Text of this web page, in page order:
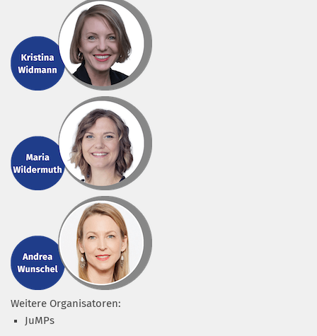
Weitere Organisatoren:
JuMPs